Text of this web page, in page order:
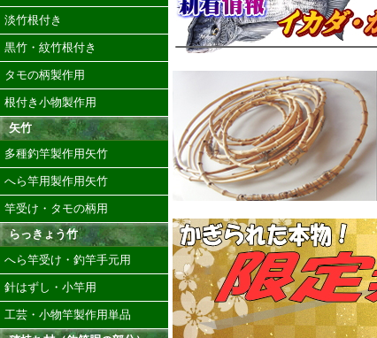
淡竹根付き
黒竹・紋竹根付き
タモの柄製作用
根付き小物製作用
矢竹
多種釣竿製作用矢竹
へら竿用製作用矢竹
竿受け・タモの柄用
らっきょう竹
へら竿受け・釣竿手元用
針はずし・小竿用
工芸・小物竿製作用単品